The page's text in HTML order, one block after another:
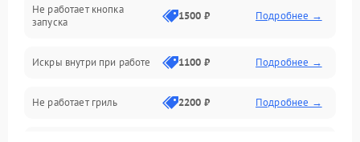
Нагрев и приготовление
Программное обеспечение
Не работает кнопка
запуска
1500 ₽ Подробнее →
Искры внутри при работе 1100 ₽ Подробнее →
Не работает гриль 2200 ₽ Подробнее →